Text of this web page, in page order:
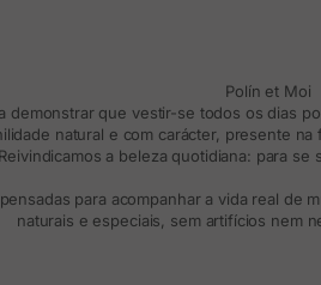
Polín et Moi
demonstrar que vestir-se todos os dias
natural e com carácter, presente
a beleza quotidiana: para
para acompanhar a vida real de
naturais e especiais, sem artifícios nem